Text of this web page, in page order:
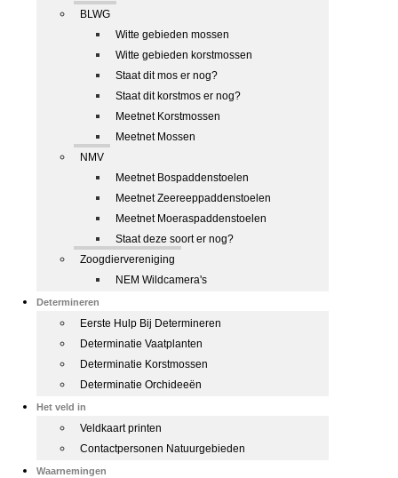
BLWG
Witte gebieden mossen
Witte gebieden korstmossen
Staat dit mos er nog?
Staat dit korstmos er nog?
Meetnet Korstmossen
Meetnet Mossen
NMV
Meetnet Bospaddenstoelen
Meetnet Zeereeppaddenstoelen
Meetnet Moeraspaddenstoelen
Staat deze soort er nog?
Zoogdiervereniging
NEM Wildcamera's
Determineren
Eerste Hulp Bij Determineren
Determinatie Vaatplanten
Determinatie Korstmossen
Determinatie Orchideeën
Het veld in
Veldkaart printen
Contactpersonen Natuurgebieden
Waarnemingen